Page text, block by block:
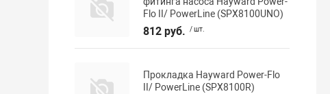
Flo II/ PowerLine (SPX8100UNO)
812 руб. / шт.
Прокладка Hayward Power-Flo
II/ PowerLine (SPX8100R)